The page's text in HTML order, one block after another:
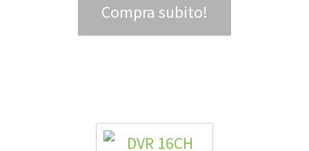
Compra subito!